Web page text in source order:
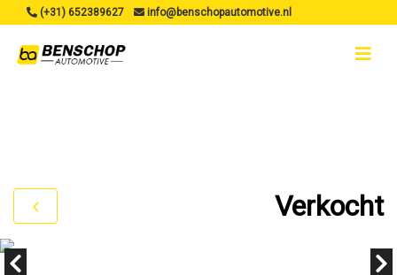
(+31) 652389627 info@benschopautomotive.nl
Verkocht